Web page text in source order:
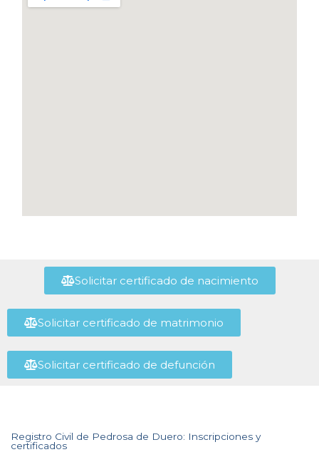
Solicitar certificado de nacimiento
Solicitar certificado de matrimonio
Solicitar certificado de defunción
Registro Civil de Pedrosa de Duero: Inscripciones y
certificados